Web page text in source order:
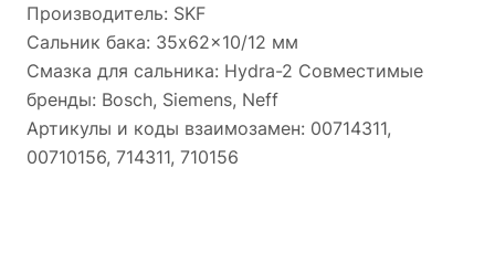
Производитель: SKF
Сальник бака: 35x62x10/12 мм
Смазка для сальника: Hydra-2 Совместимые
бренды: Bosch, Siemens, Neff
Артикулы и коды взаимозамен: 00714311,
00710156, 714311, 710156